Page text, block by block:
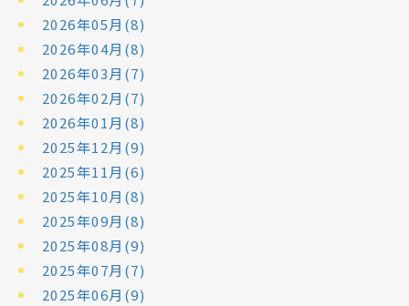
2026年05月(8)
2026年04月(8)
2026年03月(7)
2026年02月(7)
2026年01月(8)
2025年12月(9)
2025年11月(6)
2025年10月(8)
2025年09月(8)
2025年08月(9)
2025年07月(7)
2025年06月(9)